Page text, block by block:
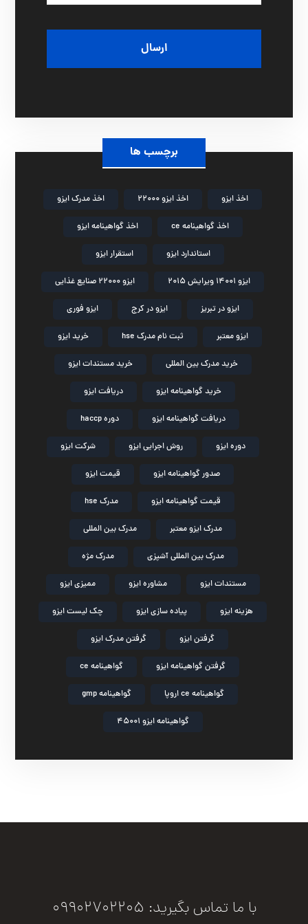
ه
برچسب ها
اخذ ایزو اخذ ایزو 22000 اخذ مدرک ایزو
اخذ گواهینامه ce اخذ گواهینامه ایزو
استاندارد ایزو استقرار ایزو
ایزو 14001 ویرایش 2015 ایزو 22000 صنایع غذایی
ایزو در تبریز ایزو در کرج ایزو فوری
ایزو معتبر ثبت نام مدرک hse خرید ایزو
خرید مدرک بین المللی خرید مستندات ایزو
خرید گواهینامه ایزو دریافت ایزو
دریافت گواهینامه ایزو دوره haccp
دوره ایزو روش اجرایی ایزو شرکت ایزو
صدور گواهینامه ایزو قیمت ایزو
قیمت گواهینامه ایزو مدرک hse
مدرک ایزو معتبر مدرک بین المللی
مدرک بین المللی آشپزی مدرک مژه
مستندات ایزو مشاوره ایزو ممیزی ایزو
هزینه ایزو پیاده سازی ایزو چک لیست ایزو
گرفتن ایزو گرفتن مدرک ایزو
گرفتن گواهینامه ایزو گواهینامه ce
گواهینامه ce اروپا گواهینامه gmp
گواهینامه ایزو 45001
با ما تماس بگیرید: 09902702205